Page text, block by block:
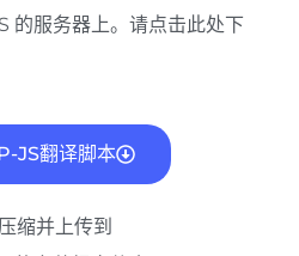
服务器上。请点击此处下
JS翻译脚本
缩并上传到